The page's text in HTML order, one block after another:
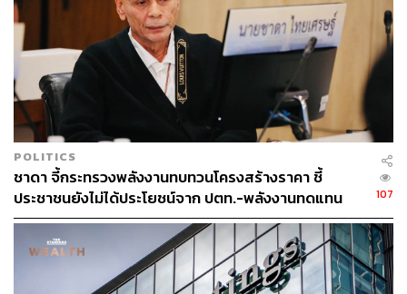
POLITICS
ชาดา จี้กระทรวงพลังงานทบทวนโครงสร้างราคา ชี้
ประชาชนยังไม่ได้ประโยชน์จาก ปตท.-พลังงานทดแทน
อย่างแท้จริง
107